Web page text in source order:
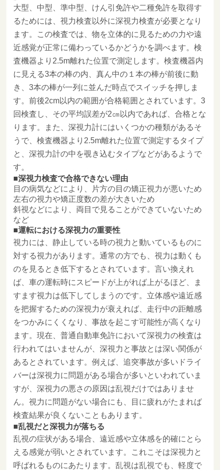
大型、中型、準中型、けん引免許や二種免許を取得す
るためには、視力検査以外に深視力検査が必要となり
ます。この検査では、物を立体的に見るための力や遠
近感覚が正常に備わっているかどうかを調べます。検
査機器より2.5m離れた位置で測定します。検査機器内
に見える3本の棒の内、真ん中の１本の棒が前後に動
き、3本の棒が一列に並んだ時点でスイッチを押しま
す。前後2cm以内の範囲が合格範囲とされています。3
回検査し、その平均誤差が2㎝以内であれば、合格とな
ります。また、深視力計にはいくつかの種類があるそ
うで、検査機器より2.5m離れた位置で測定するタイプ
と、深視力計の中を覗き込むタイプなどがあるようで
す。
深視力検査で合格できない理由
目の病気などにより、片方の目の矯正視力が悪いため
左右の視力や矯正度数の差が大きいため
斜視などにより、両目で見ることができていないため
など
運転における深視力の重要性
視力には、静止している時の視力と動いているものに
対する視力があります。通常の方でも、視力は動くも
のを見るとき低下するとされています。言い換えれ
ば、車の運転時にスピードが上がれば上がるほど、ま
すます視力は低下してしまうのです。立体感や遠近感
を把握するための深視力が衰えれば、走行中の距離感
をつかみにくくなり、事故を起こす可能性が高くなり
ます。現在、普通自動車免許において深視力の検査は
行われてはいませんが、深視力と事故とは深い関係が
あるとされています。例えば、追突事故が多いドライ
バーは深視力に問題がある場合が多いといわれていま
すが、深視力の悪さの原因は乱視だけではありませ
ん。視力に問題がない場合にも、目に疲れがたまれば
検査結果が良くないこともあります。
乱視だと深視力が落ちる
乱視の症状がある場合、遠近感や立体感を的確にとら
える感覚が弱いとされています。これこそは深視力と
呼ばれるものにあたります。乱視は乱視でも、軽度で